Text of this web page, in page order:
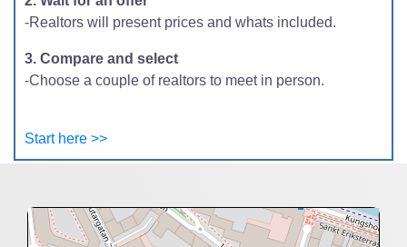
-Realtors will present prices and whats included.
3. Compare and select
-Choose a couple of realtors to meet in person.
Start here >>